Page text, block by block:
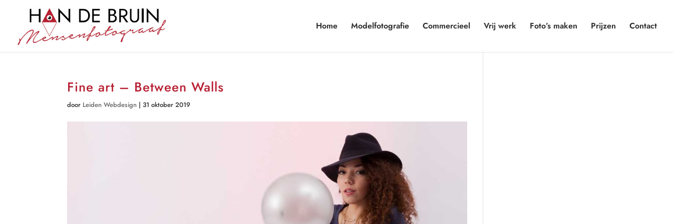
Home Modelfotografie Commercieel Vrij werk Foto’s maken Prijzen Contact
Fine art – Between Walls
door Leiden Webdesign |31 oktober 2019